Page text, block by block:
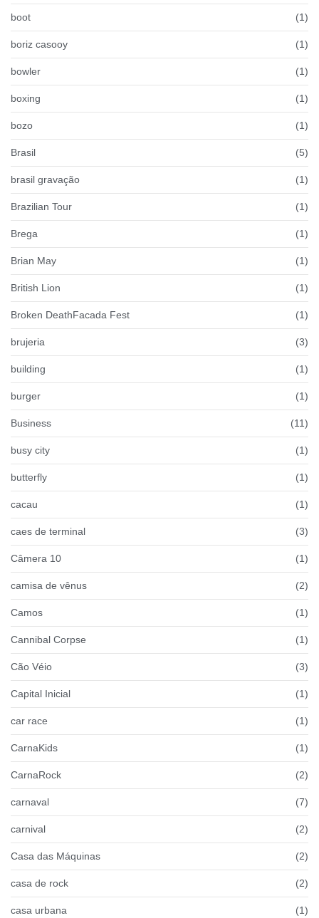
boot (1)
boriz casooy (1)
bowler (1)
boxing (1)
bozo (1)
Brasil (5)
brasil gravação (1)
Brazilian Tour (1)
Brega (1)
Brian May (1)
British Lion (1)
Broken DeathFacada Fest (1)
brujeria (3)
building (1)
burger (1)
Business (11)
busy city (1)
butterfly (1)
cacau (1)
caes de terminal (3)
Câmera 10 (1)
camisa de vênus (2)
Camos (1)
Cannibal Corpse (1)
Cão Véio (3)
Capital Inicial (1)
car race (1)
CarnaKids (1)
CarnaRock (2)
carnaval (7)
carnival (2)
Casa das Máquinas (2)
casa de rock (2)
casa urbana (1)